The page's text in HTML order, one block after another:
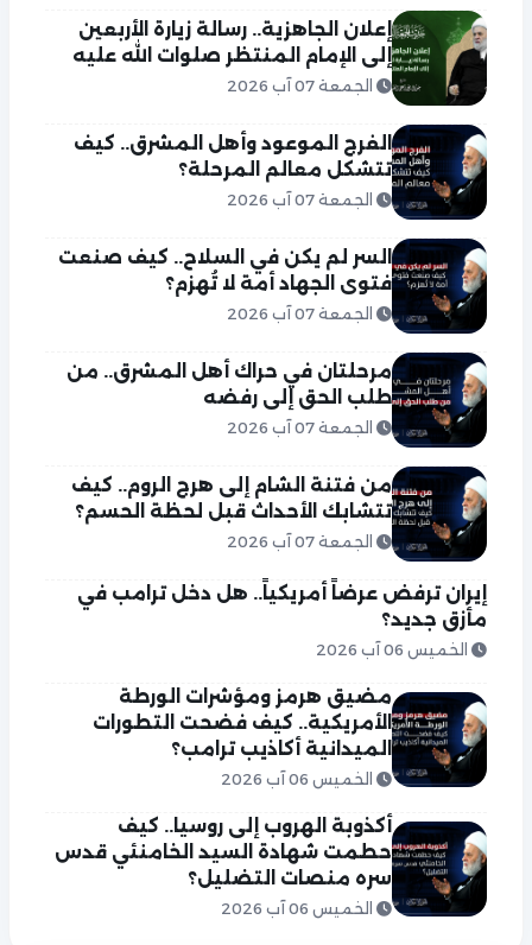
إعلان الجاهزية.. رسالة زيارة الأربعين
إلى الإمام المنتظر صلوات الله عليه
الجمعة 07 آب 2026
الفرج الموعود وأهل المشرق.. كيف
تتشكل معالم المرحلة؟
الجمعة 07 آب 2026
السر لم يكن في السلاح.. كيف صنعت
فتوى الجهاد أمة لا تُهزم؟
الجمعة 07 آب 2026
مرحلتان في حراك أهل المشرق.. من
طلب الحق إلى رفضه
الجمعة 07 آب 2026
من فتنة الشام إلى هرج الروم.. كيف
تتشابك الأحداث قبل لحظة الحسم؟
الجمعة 07 آب 2026
إيران ترفض عرضاً أمريكياً.. هل دخل ترامب في
مأزق جديد؟
الخميس 06 آب 2026
مضيق هرمز ومؤشرات الورطة
الأمريكية.. كيف فضحت التطورات
الميدانية أكاذيب ترامب؟
الخميس 06 آب 2026
أكذوبة الهروب إلى روسيا.. كيف
حطمت شهادة السيد الخامنئي قدس
سره منصات التضليل؟
الخميس 06 آب 2026